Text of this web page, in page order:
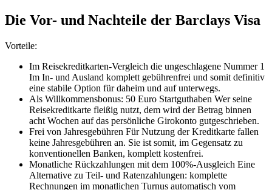
Die Vor- und Nachteile der Barclays Visa
Vorteile:
Im Reisekreditkarten-Vergleich die ungeschlagene Nummer 1
Im In- und Ausland komplett gebührenfrei und somit definitiv
eine stabile Option für daheim und auf unterwegs.
Als Willkommensbonus: 50 Euro Startguthaben Wer seine
Reisekreditkarte fleißig nutzt, dem wird der Betrag binnen
acht Wochen auf das persönliche Girokonto gutgeschrieben.
Frei von Jahresgebühren Für Nutzung der Kreditkarte fallen
keine Jahresgebühren an. Sie ist somit, im Gegensatz zu
konventionellen Banken, komplett kostenfrei.
Monatliche Rückzahlungen mit dem 100%-Ausgleich Eine
Alternative zu Teil- und Ratenzahlungen: komplette
Rechnungen im monatlichen Turnus automatisch vom